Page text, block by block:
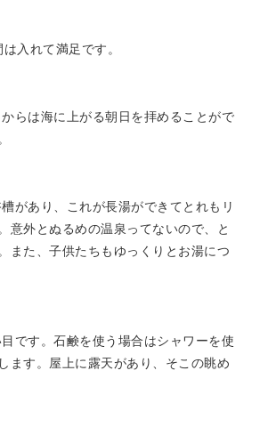
入れて満足です。
らは海に上がる朝日を拝めることがで
があり、これが長湯ができてとれもリ
意外とぬるめの温泉ってないので、と
また、子供たちもゆっくりとお湯につ
です。石鹸を使う場合はシャワーを使
ます。屋上に露天があり、そこの眺め